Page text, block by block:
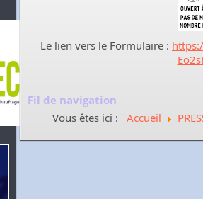
Le lien vers le Formulaire :
Fil de navigation
Vous êtes ici : Accueil